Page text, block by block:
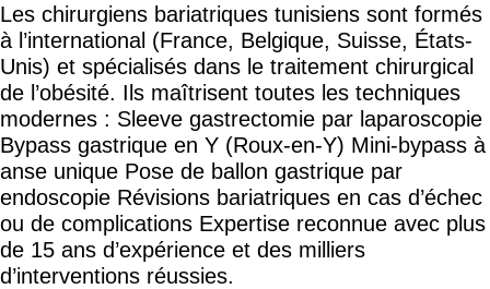
Les chirurgiens bariatriques tunisiens sont formés
à l’international (France, Belgique, Suisse, États-
Unis) et spécialisés dans le traitement chirurgical
de l’obésité. Ils maîtrisent toutes les techniques
modernes : Sleeve gastrectomie par laparoscopie
Bypass gastrique en Y (Roux-en-Y) Mini-bypass à
anse unique Pose de ballon gastrique par
endoscopie Révisions bariatriques en cas d’échec
ou de complications Expertise reconnue avec plus
de 15 ans d’expérience et des milliers
d’interventions réussies.